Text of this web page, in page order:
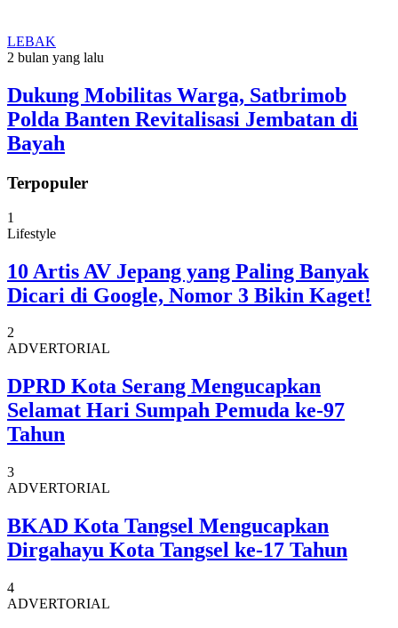
LEBAK
2 bulan yang lalu
Dukung Mobilitas Warga, Satbrimob
Polda Banten Revitalisasi Jembatan di
Bayah
Terpopuler
1
Lifestyle
10 Artis AV Jepang yang Paling Banyak
Dicari di Google, Nomor 3 Bikin Kaget!
2
ADVERTORIAL
DPRD Kota Serang Mengucapkan
Selamat Hari Sumpah Pemuda ke-97
Tahun
3
ADVERTORIAL
BKAD Kota Tangsel Mengucapkan
Dirgahayu Kota Tangsel ke-17 Tahun
4
ADVERTORIAL